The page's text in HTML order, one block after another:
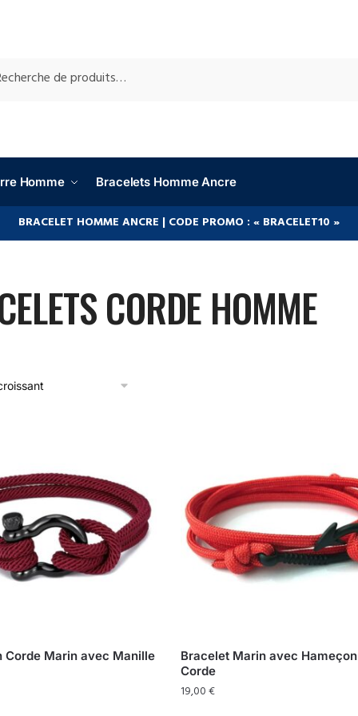
Homme Bracelets Homme Ancre
BRACELET HOMME ANCRE | CODE PROMO : « BRACELET10 »
CORDE HOMME
Corde Marin avec Manille
Bracelet Marin avec
Corde
19,00€